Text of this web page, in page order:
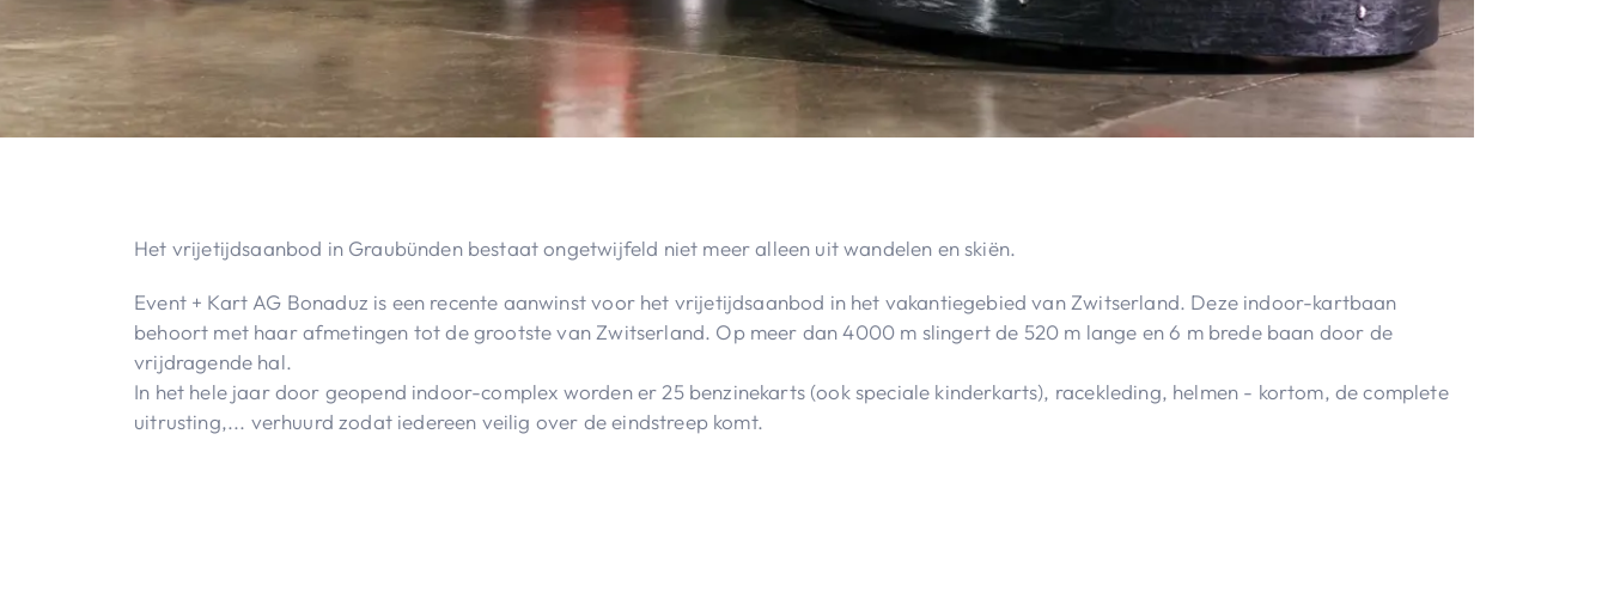
Het vrijetijdsaanbod in Graubünden bestaat ongetwijfeld niet meer alleen uit wandelen en skiën.
Event + Kart AG Bonaduz is een recente aanwinst voor het vrijetijdsaanbod in het vakantiegebied van Zwitserland. Deze indoor-kartbaan
behoort met haar afmetingen tot de grootste van Zwitserland. Op meer dan 4000 m slingert de 520 m lange en 6 m brede baan door de
vrijdragende hal.
In het hele jaar door geopend indoor-complex worden er 25 benzinekarts (ook speciale kinderkarts), racekleding, helmen - kortom, de complete
uitrusting,... verhuurd zodat iedereen veilig over de eindstreep komt.